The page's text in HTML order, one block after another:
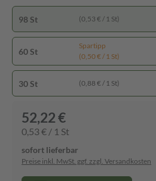
98 St (0,53 € / 1 St)
60 St
Spartipp
(0,50 € / 1 St)
30 St (0,88 € / 1 St)
52,22 €
0,53 € / 1 St
sofort lieferbar
Preise inkl. MwSt. ggf. zzgl. Versandkosten